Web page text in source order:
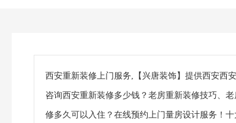
西安重新装修上门服务,【兴唐装饰】提供西安西
咨询西安重新装修多少钱？老房重新装修技巧、
修多久可以入住？在线预约上门量房设计服务！